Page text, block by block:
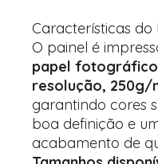
Características do
O painel é
papel
resolução, 250g/
garantindo cores
boa definição e
acabamento de